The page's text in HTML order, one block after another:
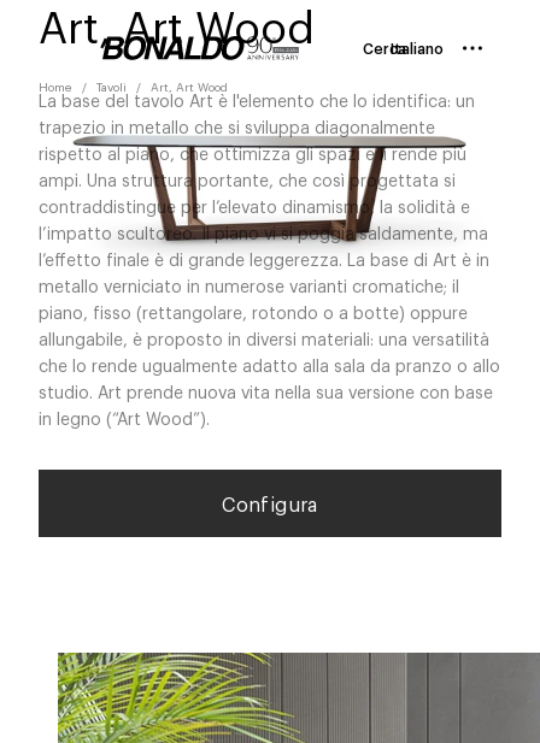
CercaItaliano
Home Tavoli Art, Art Wood
Art, Art Wood
La base del tavolo Art è l'elemento che lo identifica: un
trapezio in metallo che si sviluppa diagonalmente
rispetto al piano, che ottimizza gli spazi e li rende più
ampi. Una struttura portante, che così progettata si
contraddistingue per l’elevato dinamismo, la solidità e
l’impatto scultoreo. Il piano vi si poggia saldamente, ma
l’effetto finale è di grande leggerezza. La base di Art è in
metallo verniciato in numerose varianti cromatiche; il
piano, fisso (rettangolare, rotondo o a botte) oppure
allungabile, è proposto in diversi materiali: una versatilità
che lo rende ugualmente adatto alla sala da pranzo o allo
studio. Art prende nuova vita nella sua versione con base
in legno (“Art Wood”).
Configura